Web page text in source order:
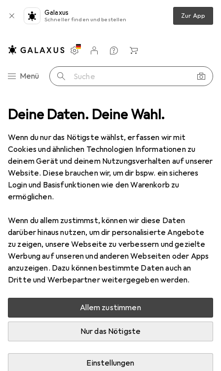
Deine Daten. Deine Wahl.
Wenn du nur das Nötigste wählst, erfassen wir mit
Cookies und ähnlichen Technologien Informationen zu
deinem Gerät und deinem Nutzungsverhalten auf unserer
Website. Diese brauchen wir, um dir bspw. ein sicheres
Login und Basisfunktionen wie den Warenkorb zu
ermöglichen.
Wenn du allem zustimmst, können wir diese Daten
darüber hinaus nutzen, um dir personalisierte Angebote
zu zeigen, unsere Webseite zu verbessern und gezielte
Werbung auf unseren und anderen Webseiten oder Apps
anzuzeigen. Dazu können bestimmte Daten auch an
Dritte und Werbepartner weitergegeben werden.
Allem zustimmen
Nur das Nötigste
Einstellungen
Galaxus
Schneller finden und bestellen Zur App
Navigation nach Kategorien
Menü Suche
Einstellungen
Kundenkonto
Vergleichslisten
Merklisten
Warenkorb
Wandern Wanderschuhe Hanwag Alaska Winter GTX Stiefel
11 Bilder
HanwagAlaska Winter GTX Stiefel
Preis in EUR inkl. MwSt.
EUR
305,95
2
Bewertungen Marke
Mehr von Hanwag
Zwischen Di, 11.8. und Mi, 12.8. geliefert
Nur 3 Stück an Lager beim Drittanbieter
Lieferort angeben für genaue Lieferzeit